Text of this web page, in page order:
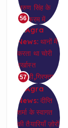
56
57